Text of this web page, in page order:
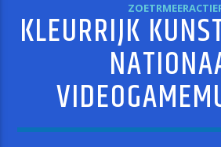
MZ-RADIO
KLEURRIJK